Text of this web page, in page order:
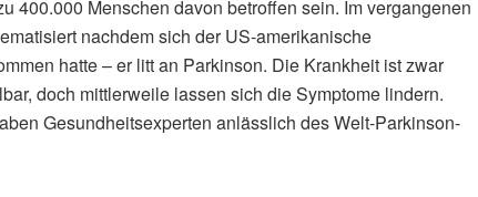
400.000 Menschen davon betroffen sein. Im vergangenen
nachdem sich der US-amerikanische
hatte – er litt an Parkinson. Die Krankheit ist zwar
doch mittlerweile lassen sich die Symptome lindern.
Gesundheitsexperten anlässlich des Welt-Parkinson-